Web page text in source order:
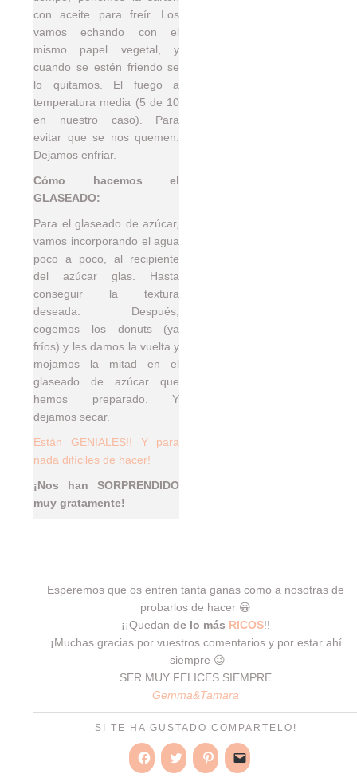
con aceite para freír. Los
vamos echando con el
mismo papel vegetal, y
cuando se estén friendo se
lo quitamos. El fuego a
temperatura media (5 de 10
en nuestro caso). Para
evitar que se nos quemen.
Dejamos enfriar.
Cómo hacemos el
GLASEADO:
Para el glaseado de azúcar,
vamos incorporando el agua
poco a poco, al recipiente
del azúcar glas. Hasta
conseguir la textura
deseada. Después,
cogemos los donuts (ya
fríos) y les damos la vuelta y
mojamos la mitad en el
glaseado de azúcar que
hemos preparado. Y
dejamos secar.
Están GENIALES!! Y para
nada difíciles de hacer!
¡Nos han SORPRENDIDO
muy gratamente!
Esperemos que os entren tanta ganas como a nosotras de
probarlos de hacer 😀
¡¡Quedande lo más RICOS!!
¡Muchas gracias por vuestros comentarios y por estar ahí
siempre 😉
SER MUY FELICES SIEMPRE
Gemma&Tamara
SI TE HA GUSTADO COMPARTELO!
Haz Haz Haz Haz